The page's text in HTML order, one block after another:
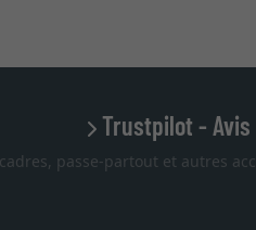
Trustpilot -
passe-partout et autres